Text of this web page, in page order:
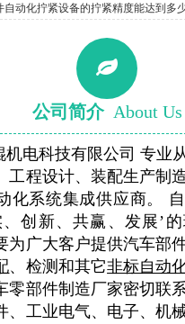
自动化拧紧设备的拧紧精度能达到多
公司简介 About Us
电科技有限公司 专业
工程设计、装配生产制
化系统集成供应商。
、创新、共赢、发展’
为广大客户提供汽车部
、检测和其它非标自动
零部件制造厂家密切联
、工业电气、电子、机